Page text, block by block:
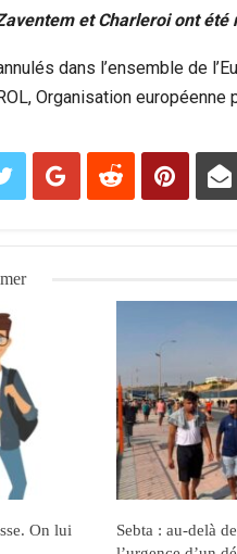
et Charleroi ont
dans l’ensemble de
Organisation
On lui
Sebta : au-delà